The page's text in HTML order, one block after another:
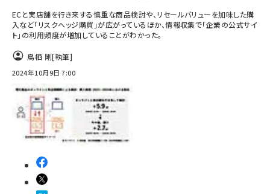
ECと実店舗を行き来する慎重な商品検討や、リセールバリューを加味した購
入など「リスクヘッジ購買」が広がっているほか、情報収集で「企業の公式サイ
ト」の利用頻度が増加していることがわかった。
鳥栖 剛[執筆]
2024年10月9日 7:00